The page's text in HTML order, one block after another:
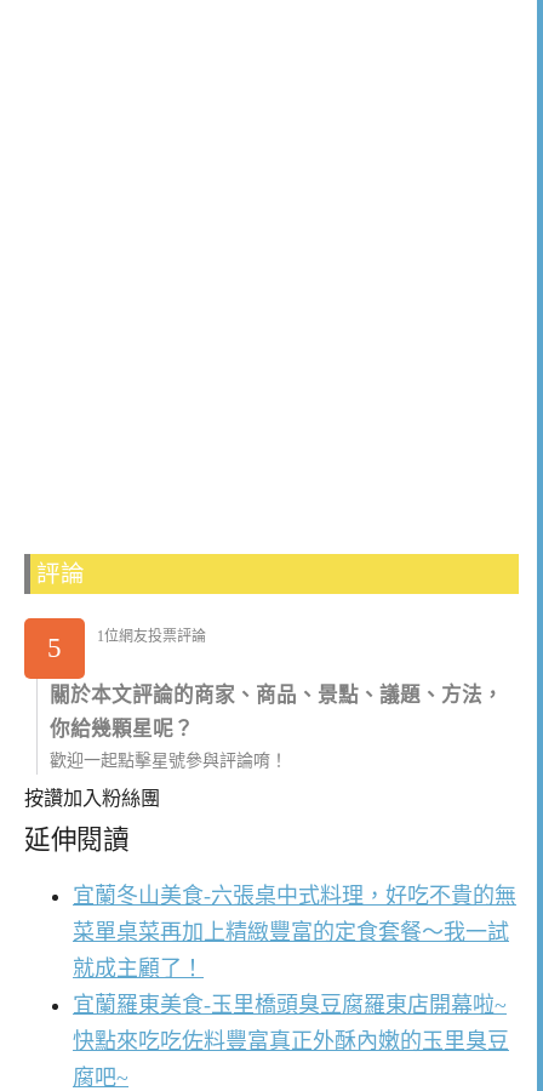
評論
5 1位網友投票評論
關於本文評論的商家、商品、景點、議題、方法，
你給幾顆星呢？
歡迎一起點擊星號參與評論唷！
按讚加入粉絲團
延伸閱讀
宜蘭冬山美食-六張桌中式料理，好吃不貴的無
菜單桌菜再加上精緻豐富的定食套餐～我一試
就成主顧了！
宜蘭羅東美食-玉里橋頭臭豆腐羅東店開幕啦~
快點來吃吃佐料豐富真正外酥內嫩的玉里臭豆
腐吧~